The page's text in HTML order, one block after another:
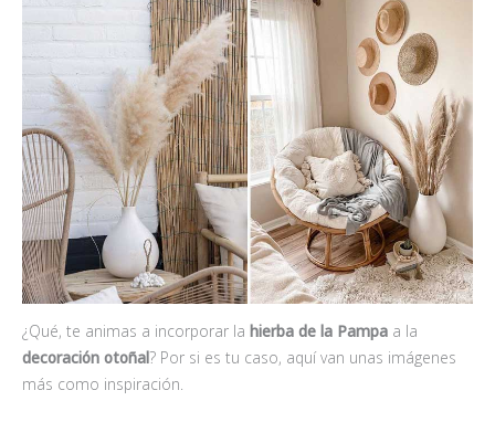
¿Qué, te animas a incorporar la hierba de la Pampa a la
decoración otoñal? Por si es tu caso, aquí van unas imágenes
más como inspiración.